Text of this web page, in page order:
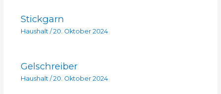
Stickgarn
Haushalt/ 20. Oktober 2024
Gelschreiber
Haushalt/ 20. Oktober 2024